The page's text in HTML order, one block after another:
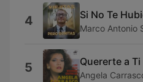
4 Si No Te
Marco Antonio
5 Quererte a Ti
Angela